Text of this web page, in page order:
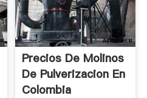
Precios De Molinos
De Pulverizacion En
Colombia